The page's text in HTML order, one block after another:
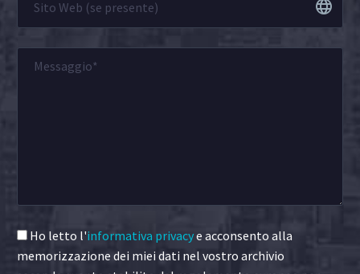
Ho letto l'informativa privacye acconsento alla
memorizzazione dei miei dati nel vostro archivio